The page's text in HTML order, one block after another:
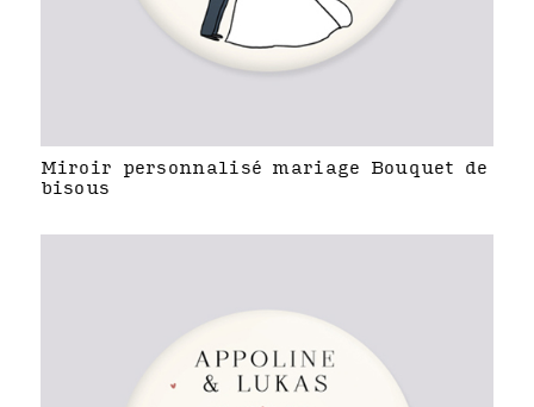
Miroir personnalisé mariage Bouquet de
bisous